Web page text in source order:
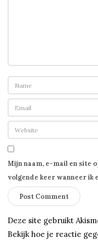
Mijn naam, e-mail en site
volgende keer wanneer ik
Deze site gebruikt
Bekijk hoe je reactie